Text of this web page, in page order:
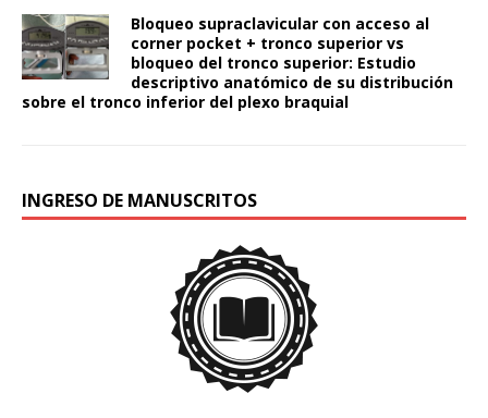
Bloqueo supraclavicular con acceso al
corner pocket + tronco superior vs
bloqueo del tronco superior: Estudio
descriptivo anatómico de su distribución
sobre el tronco inferior del plexo braquial
INGRESO DE MANUSCRITOS